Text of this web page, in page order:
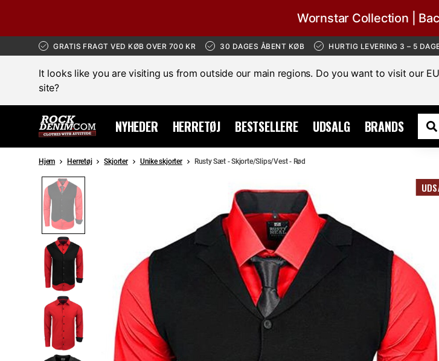
Wornstar Collection |
GRATIS FRAGT VED KØB OVER 700 KR 30 DAGES ÅBENT KØB HURTIG LEVERING 3 – 5
It looks like you are visiting us from outside our main regions. Do you want to visit our EU
site?
NYHEDER HERRETØJ BESTSELLERE UDSALG BRANDS
Hjem Herretøj Skjorter Unike skjorter Rusty Sæt - Skjorte/Slips/Vest - Rød
UDSALG